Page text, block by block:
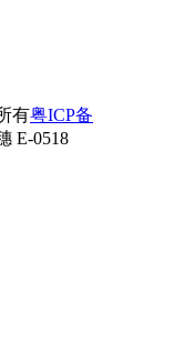
有粤ICP备
E-0518